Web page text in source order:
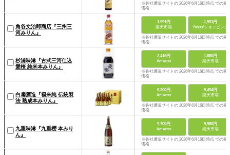
※各社通販サイトの 2026年6月16日時点 での税
価格
角谷文治郎商店『三州三
河みりん』
1,991円
楽天市場
1,991円
Yahoo!ショッピング
※各社通販サイトの 2026年6月16日時点 での税
価格
杉浦味淋『古式三河仕込
愛桜 純米本みりん』
2,416円
Amazon
1,880円
楽天市場
※各社通販サイトの 2026年6月16日時点 での税
価格
白扇酒造『福来純 伝統製
法 熟成本みりん』
8,200円
Amazon
9,494円
楽天市場
※各社通販サイトの 2026年6月16日時点 での税
価格
九重味淋『九重櫻 本みり
ん』
9,700円
Amazon
9,980円
楽天市場
※各社通販サイトの 2026年6月16日時点 での税
価格